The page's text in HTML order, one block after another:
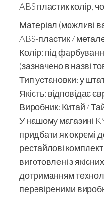
ABS пластик колір,
Матеріал (можливі
ABS-пластик /
Колір: під
(зазначено в назві
Тип установки: у
Якість: відповідає
Виробник: Китай /
У нашому магазині
придбати як окремі
рестайлові
виготовлені з
дотриманням
перевіреними